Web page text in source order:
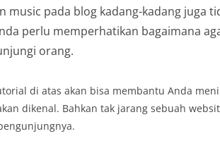
music pada blog kadang-kadang juga
perlu memperhatikan bagaimana
orang.
di atas akan bisa membantu Anda
dikenal. Bahkan tak jarang sebuah